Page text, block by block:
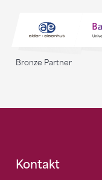
Bronze Partner
Fusszeile
Kontakt